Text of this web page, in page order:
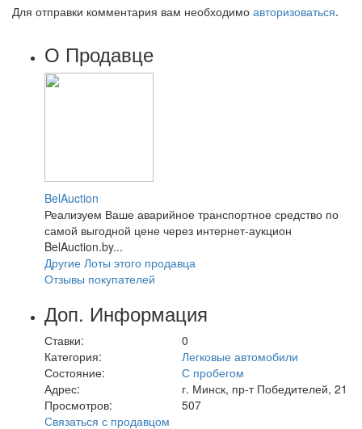
Для отправки комментария вам необходимо авторизоваться.
О Продавце
BelAuction
Реализуем Ваше аварийное транспортное средство по
самой выгодной цене через интернет-аукцион
BelAuction.by...
Другие Лоты этого продавца
Отзывы покупателей
Доп. Информация
Ставки:
0
Категория:
Легковые автомобили
Состояние:
С пробегом
Адрес:
г. Минск, пр-т Победителей, 21
Просмотров:
507
Связаться с продавцом